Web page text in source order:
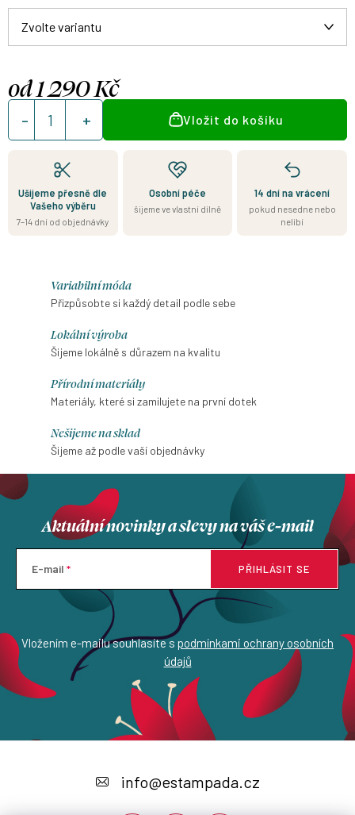
od1 290 Kč
Měrná
cena:
Vložit do košíku
Ušijeme přesně dle
Vašeho výběru
7–14 dní od objednávky
Osobní péče
šijeme ve vlastní dílně
14 dní na vrácení
pokud nesedne nebo
nelíbí
Variabilní móda
Přizpůsobte si každý detail podle sebe
Lokální výroba
Šijeme lokálně s důrazem na kvalitu
Přírodní materiály
Materiály, které si zamilujete na první dotek
Nešijeme na sklad
Šijeme až podle vaší objednávky
Aktuální novinky a slevy na váš e-mail
E-mail
Vložením e-mailu souhlasíte s podmínkami ochrany osobních
údajů
PŘIHLÁSIT SE
info@estampada.cz